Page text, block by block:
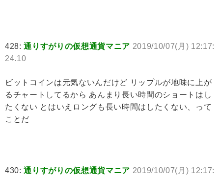
428:通りすがりの仮想通貨マニア 2019/10/07(月) 12:17:
24.10
ビットコインは元気ないんだけど リップルが地味に上が
るチャートしてるから あんまり長い時間のショートはし
たくない とはいえロングも長い時間はしたくない、って
ことだ
430:通りすがりの仮想通貨マニア 2019/10/07(月) 12:17: